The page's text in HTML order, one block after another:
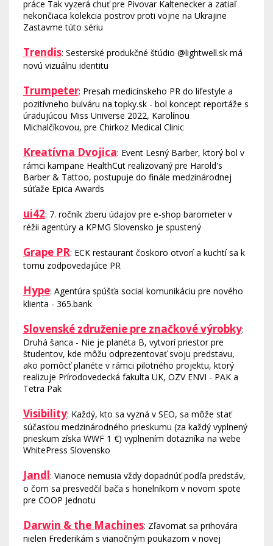
práce Tak vyzerá chuť pre Pivovar Kaltenecker a zatiaľ
nekončiaca kolekcia postrov proti vojne na Ukrajine
Zastavme túto sériu
Trendis: Sesterské produkčné štúdio @lightwell.sk má
novú vizuálnu identitu
Trumpeter: Presah medicínskeho PR do lifestyle a
pozitívneho bulváru na topky.sk - bol koncept reportáže s
úradujúcou Miss Universe 2022, Karolínou
Michalčíkovou, pre Chirkoz Medical Clinic
Kreatívna Dvojica: Event Lesný Barber, ktorý bol v
rámci kampane HealthCut realizovaný pre Harold's
Barber & Tattoo, postupuje do finále medzinárodnej
súťaže Epica Awards
ui42: 7. ročník zberu údajov pre e-shop barometer v
réžii agentúry a KPMG Slovensko je spustený
Grape PR: ECK restaurant čoskoro otvorí a kuchtí sa k
tomu zodpovedajúce PR
Hype: Agentúra spúšťa social komunikáciu pre nového
klienta - 365.bank
Slovenské združenie pre značkové výrobky:
Druhá šanca - Nie je planéta B, vytvorí priestor pre
študentov, kde môžu odprezentovať svoju predstavu,
ako pomôcť planéte v rámci pilotného projektu, ktorý
realizuje Prírodovedecká fakulta UK, OZV ENVI - PAK a
Tetra Pak
Visibility: Každý, kto sa vyzná v SEO, sa môže stať
súčasťou medzinárodného prieskumu (za každý vyplnený
prieskum získa WWF 1 €) vyplnením dotazníka na webe
WhitePress Slovensko
Jandl: Vianoce nemusia vždy dopadnúť podľa predstáv,
o čom sa presvedčil bača s honelníkom v novom spote
pre COOP Jednotu
Darwin & the Machines: Zľavomat sa prihovára
nielen Frederikám s vianočným poukazom v novej